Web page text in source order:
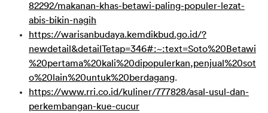
82292/makanan-khas-betawi-paling-populer-lezat-
abis-bikin-nagih
https://warisanbudaya.kemdikbud.go.id/?
newdetail&detailTetap=346#:~:text=Soto%20Betawi
%20pertama%20kali%20dipopulerkan,penjual%20sot
o%20lain%20untuk%20berdagang.
https://www.rri.co.id/kuliner/777828/asal-usul-dan-
perkembangan-kue-cucur